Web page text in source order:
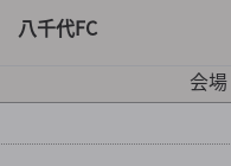
八千代FC
会